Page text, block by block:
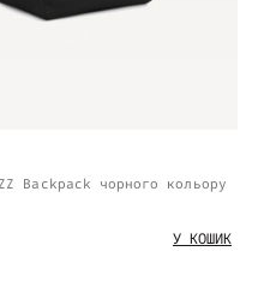
Backpack чорного кольору
У КОШИК